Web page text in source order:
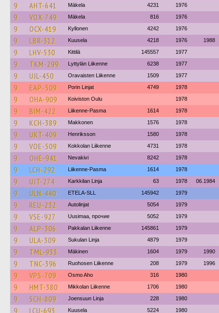
9 AHT-641 Mäkela 4231 1976
9 VOX-749 Mäkela 816 1976
9 OCX-419 Kyllonen 4242 1976
9 LBR-312 Kuusela 4218 1976 1988
9 LHV-530 Kittilä 145557 1977
9 TKM-299 Lyttylän Liikenne 6238 1977
9 UJL-450 Oravaisten Liikenne 1509 1977
9 EAP-509 Porin Linjat 4749 1978
9 OHA-909 Koiviston Oulu 1978
9 BIM-422 Liikenne-Pasma 1614 1978
9 KCH-389 Makkonen 1576 1978
9 UKT-409 Henriksson 1580 1978
9 VOE-509 Kokkolan Liikenne 4731 1978
9 OHE-941 Nevakivi 8242 1978
9 LCH-292 Liikenne-Pasma 1614 1978
9 UJT-274 Karkkilan Linja 63 1978 06.1984
9 ULN-440 ETELA-SLL 145942 1979
9 REU-232 Autolinjat 5054 1979
9 VSE-927 Uusimaa, прочие 5052 1979
9 ALP-306 Pakkalan Liikenne 145861 1979
9 ULA-309 Sukulan Linja 4879 1979
9 TML-933 Mäkinen 1604 1979 1990
9 TNC-396 Ruohosen Liikenne 208 1979 1996
9 VPS-709 Osmo Aho 316 1980
9 HMT-380 Mikkolan Liikenne 1706 1980
9 SCH-809 Joensuun Linja 228 1980
9 LCU-693 Kuusela 5224 1980